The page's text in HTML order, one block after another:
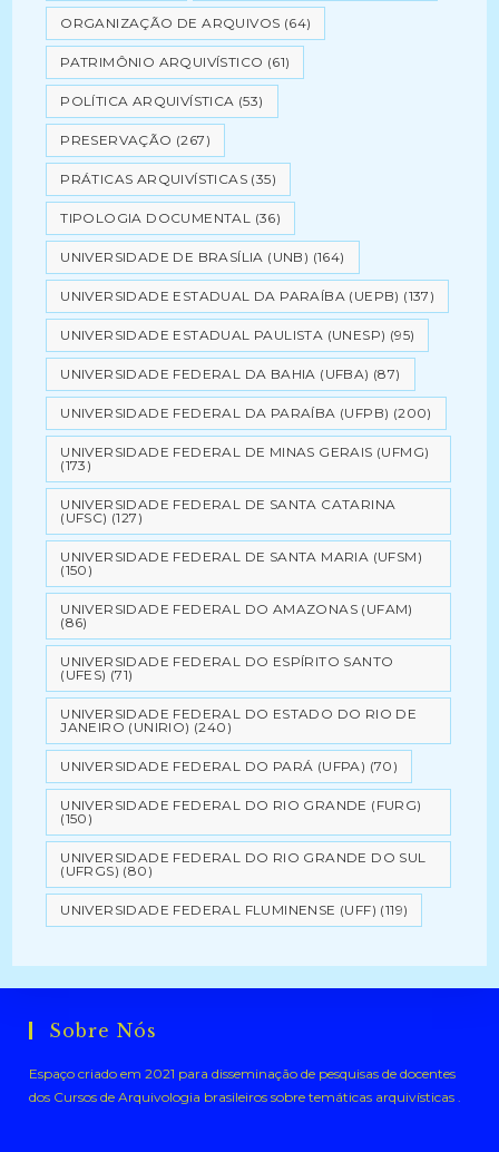
ORGANIZAÇÃO DE ARQUIVOS (64)
PATRIMÔNIO ARQUIVÍSTICO (61)
POLÍTICA ARQUIVÍSTICA (53)
PRESERVAÇÃO (267)
PRÁTICAS ARQUIVÍSTICAS (35)
TIPOLOGIA DOCUMENTAL (36)
UNIVERSIDADE DE BRASÍLIA (UNB) (164)
UNIVERSIDADE ESTADUAL DA PARAÍBA (UEPB) (137)
UNIVERSIDADE ESTADUAL PAULISTA (UNESP) (95)
UNIVERSIDADE FEDERAL DA BAHIA (UFBA) (87)
UNIVERSIDADE FEDERAL DA PARAÍBA (UFPB) (200)
UNIVERSIDADE FEDERAL DE MINAS GERAIS (UFMG)
(173)
UNIVERSIDADE FEDERAL DE SANTA CATARINA
(UFSC) (127)
UNIVERSIDADE FEDERAL DE SANTA MARIA (UFSM)
(150)
UNIVERSIDADE FEDERAL DO AMAZONAS (UFAM)
(86)
UNIVERSIDADE FEDERAL DO ESPÍRITO SANTO
(UFES) (71)
UNIVERSIDADE FEDERAL DO ESTADO DO RIO DE
JANEIRO (UNIRIO) (240)
UNIVERSIDADE FEDERAL DO PARÁ (UFPA) (70)
UNIVERSIDADE FEDERAL DO RIO GRANDE (FURG)
(150)
UNIVERSIDADE FEDERAL DO RIO GRANDE DO SUL
(UFRGS) (80)
UNIVERSIDADE FEDERAL FLUMINENSE (UFF) (119)
Sobre Nós
Espaço criado em 2021 para disseminação de pesquisas de docentes
dos Cursos de Arquivologia brasileiros sobre temáticas arquivísticas .